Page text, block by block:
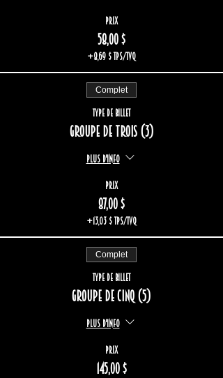
Prix
58,00 $
+8,69 $ TPS/TVQ
Complet
Type de billet
Groupe de trois (3)
Plus d'info
Prix
87,00 $
+13,03 $ TPS/TVQ
Complet
Type de billet
Groupe de cinq (5)
Plus d'info
Prix
145,00 $